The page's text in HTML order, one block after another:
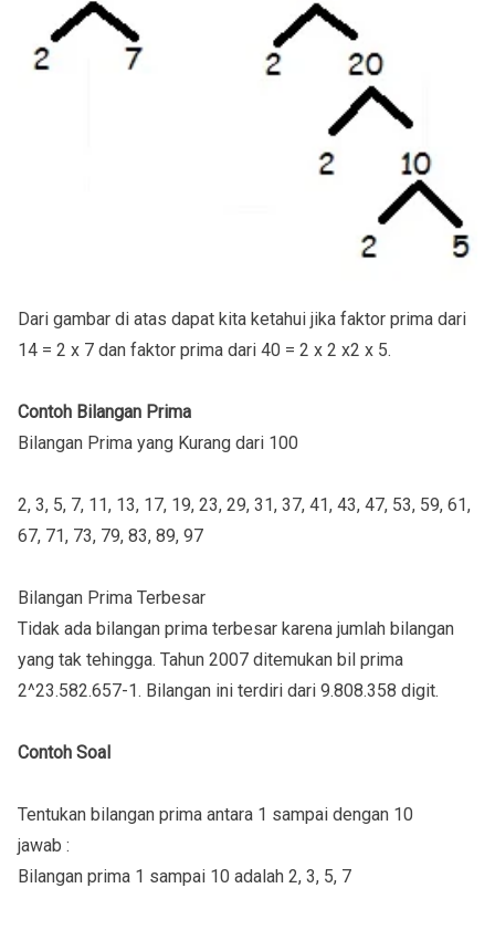
Dari gambar di atas dapat kita ketahui jika faktor prima dari
14 = 2 x 7 dan faktor prima dari 40 = 2 x 2 x2 x 5.
Contoh Bilangan Prima
Bilangan Prima yang Kurang dari 100
2, 3, 5, 7, 11, 13, 17, 19, 23, 29, 31, 37, 41, 43, 47, 53, 59, 61,
67, 71, 73, 79, 83, 89, 97
Bilangan Prima Terbesar
Tidak ada bilangan prima terbesar karena jumlah bilangan
yang tak tehingga. Tahun 2007 ditemukan bil prima
2^23.582.657-1. Bilangan ini terdiri dari 9.808.358 digit.
Contoh Soal
Tentukan bilangan prima antara 1 sampai dengan 10
jawab :
Bilangan prima 1 sampai 10 adalah 2, 3, 5, 7